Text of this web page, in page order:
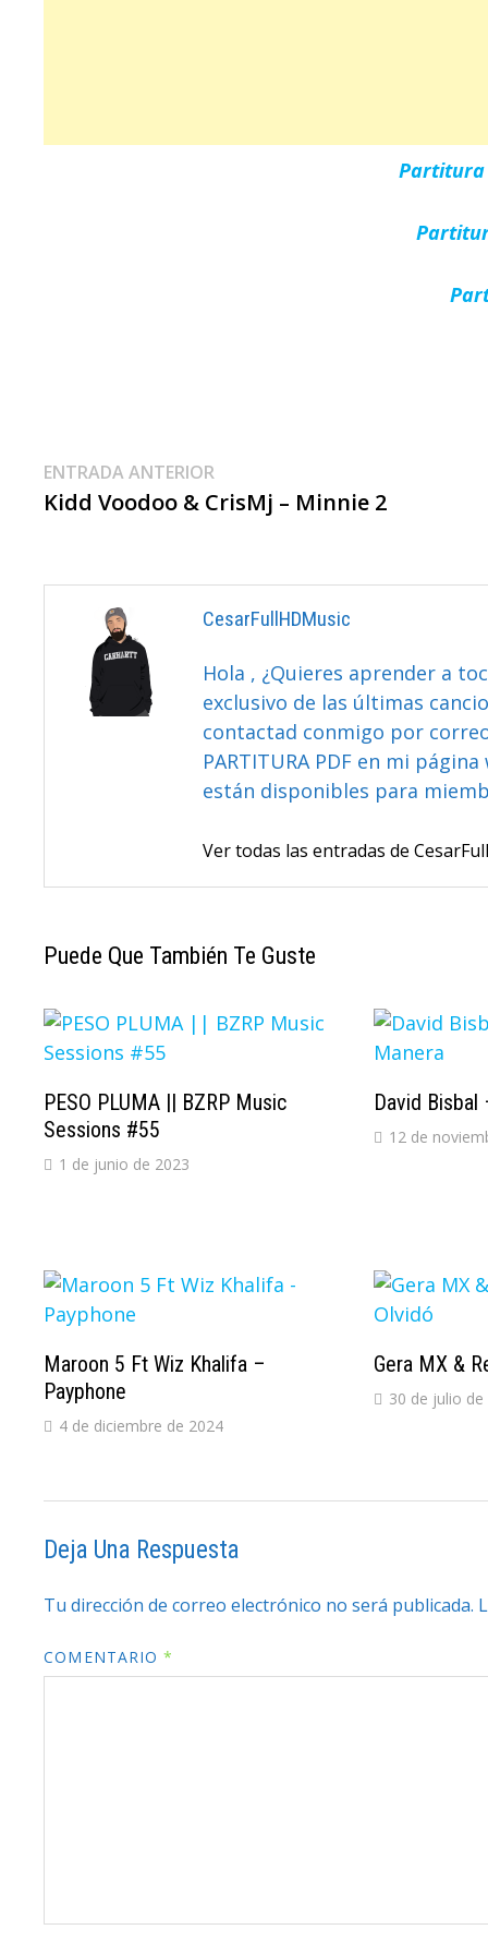
Navegación
De
ENTRADA ANTERIOR
anterior:
Kidd Voodoo & CrisMj – Minnie 2
CesarFullHDMusic
Hola , ¿Quieres aprender a
exclusivo de las últimas
contactad conmigo por
PARTITURA PDF en mi
están disponibles para
Ver todas las entradas de
Puede Que También Te Guste
PESO PLUMA || BZRP Music
Sessions #55
1 de junio de 2023
David Bisbal
12 de
Maroon 5 Ft Wiz Khalifa –
Payphone
4 de diciembre de 2024
Gera MX &
30 de julio de
Deja Una Respuesta
Tu dirección de correo electrónico no será publicada.
COMENTARIO*